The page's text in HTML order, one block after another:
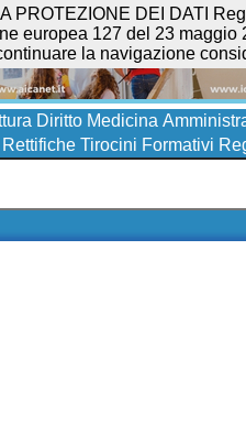
Diritto Medicina
Rettifiche Tirocini Formativi
PROTEZIONE DEI DATI
europea 127 del 23
la navigazione